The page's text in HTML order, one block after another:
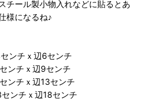
チール製小物入れなどに貼るとあ
様になるね♪
ンチｘ辺6センチ
ンチｘ辺9センチ
ンチｘ辺13センチ
ンチｘ辺18センチ